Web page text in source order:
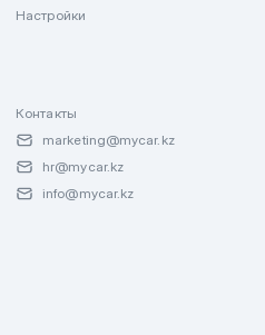
Настройки
Контакты
marketing@mycar.kz
hr@mycar.kz
info@mycar.kz